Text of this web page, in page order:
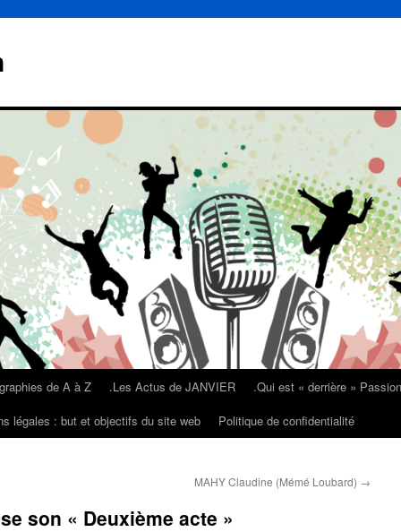
de A à Z .Les Actus de JANVIER
.Qui est « derrière »
légales : but et objectifs du site web
Politique de confidentialité
MAHY Claudine (Mémé Loubard) →
son « Deuxième acte »